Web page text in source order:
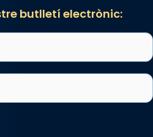
butlletí electrònic: